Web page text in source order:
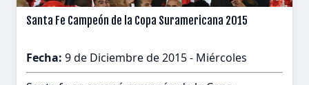
Santa Fe Campeón de la Copa Suramericana 2015
Fecha: 9 de Diciembre de 2015 - Miércoles